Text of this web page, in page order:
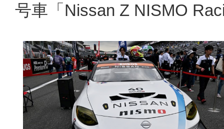
号車「Nissan Z NISMO